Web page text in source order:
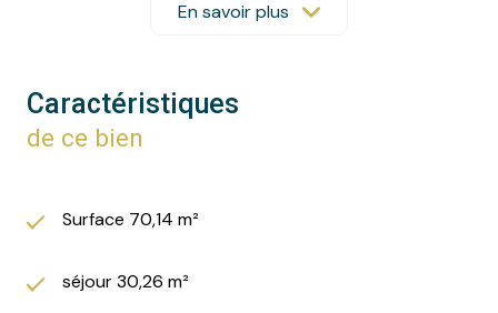
Appartement lumineux, moderne et très bien isolé.
Les informations sur les risques auxquels ce bien est
En savoir plus
Caractéristiques
de ce bien
Surface 70,14 m²
séjour 30,26 m²